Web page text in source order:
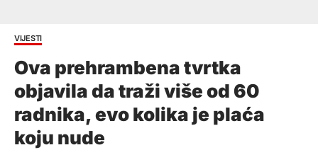
VIJESTI
Ova prehrambena tvrtka
objavila da traži više od 60
radnika, evo kolika je plaća
koju nude